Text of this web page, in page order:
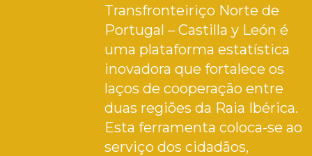
Transfronteiriço Norte de
Portugal – Castilla y León é
uma plataforma estatística
inovadora que fortalece os
laços de cooperação entre
duas regiões da Raia Ibérica.
Esta ferramenta coloca-se ao
serviço dos cidadãos,